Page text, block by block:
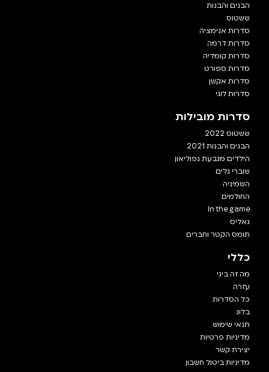
הבנים והבנות
ששטוס
סדרות אנימציה
סדרות דרמה
סדרות קומדיה
סדרות ספורט
סדרות אקשן
סדרות לוגי
סדרות מובילות
ששטוס 2022
הבנים והבנות 2021
הילדים מגבעת נפוליאון
שוברי גלים
השמיניה
החולמים
In the game
גאליס
תומס הקטר וחברים
כללי
מה זה ביגי
עזרה
כל הסדרות
בלוג
תנאי שימוש
מדיניות פרטיות
יצירת קשר
מדיניות ביטול חשבון